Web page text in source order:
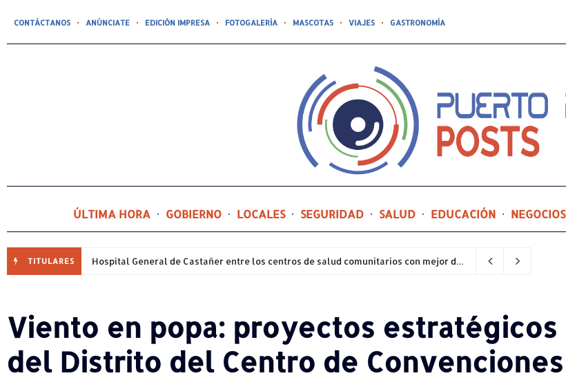
CONTÁCTANOS ANÚNCIATE EDICIÓN IMPRESA FOTOGALERÍA MASCOTAS VIAJES GASTRONOMÍA
ÚLTIMA HORA GOBIERNO LOCALES SEGURIDAD SALUD EDUCACIÓN NEGOCIOS
TITULARES Hospital General de Castañer entre los centros de salud comunitarios con mejor desempeño clínico de Estados Unidos
Viento en popa: proyectos estratégicos
del Distrito del Centro de Convenciones